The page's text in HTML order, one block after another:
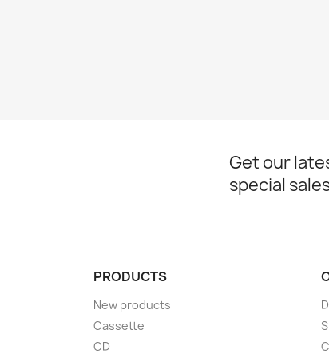
Get our
special
PRODUCTS
New products
Cassette
CD